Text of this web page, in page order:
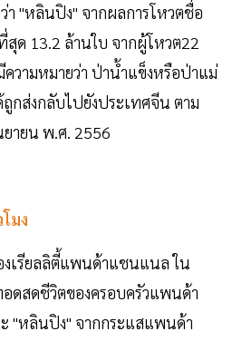
า "หลินปิง" จากผลการโหวตชื่อ
ด 13.2 ล้านใบ จากผู้โหวต22
วามหมายว่า ป่าน้ำแข็งหรือป่าแม่
กส่งกลับไปยังประเทศจีน ตาม
ายน พ.ศ. 2556
มง
เรียลลิตี้แพนด้าแชนแนล ใน
ดสดชีวิตของครอบครัวแพนด้า
"หลินปิง" จากกระแสแพนด้า